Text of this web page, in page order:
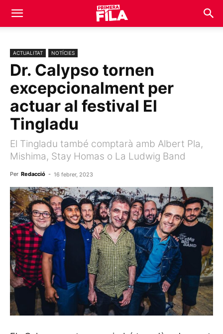
ACTUALITAT NOTÍCIES
Dr. Calypso tornen
excepcionalment per
actuar al festival El
Tingladu
El Tingladu també comptarà amb Albert Pla,
Mishima, Stay Homas o La Ludwig Band
Per Redacció - 16 febrer, 2023